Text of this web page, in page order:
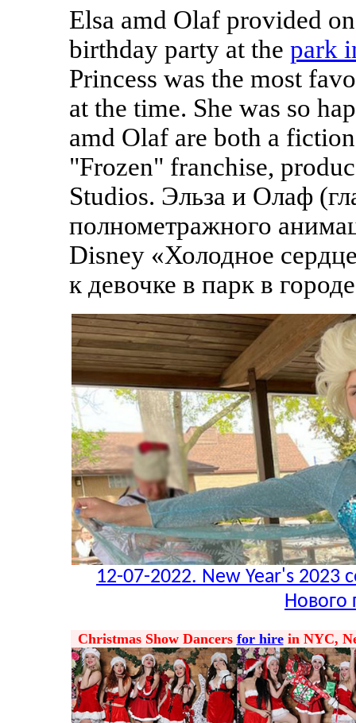
Elsa amd Olaf provided
birthday party at the park
Princess was the most
at the time. She was so
amd Olaf are both a
"Frozen" franchise,
Studios. Эльза и Олаф
полнометражного
Disney «Холодное
к девочке в парк в
12-07-2022. New Year's 2023
Нового
Christmas Show Dancers for hirein NYC,